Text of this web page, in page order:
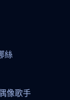
絲
像歌手